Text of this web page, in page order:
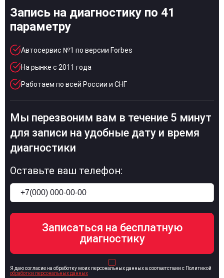
Запись на диагностику по 41
параметру
Автосервис №1 по версии Forbes
На рынке с 2011 года
Работаем по всей России и СНГ
Мы перезвоним вам в течение 5 минут
для записи на удобные дату и время
диагностики
Оставьте ваш телефон:
Я даю согласие на обработку моих персональных данных в соответствии с Политикой
обработки персональных данных